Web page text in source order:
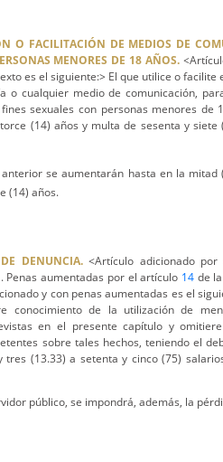
O FACILITACIÓN DE MEDIOS DE
MENORES DE 18 AÑOS. <
es el siguiente:> El que utilice o
o cualquier medio de comunicación,
sexuales con personas menores de
(14) años y multa de sesenta y
se aumentarán hasta en la mitad (
(14) años.
DENUNCIA.<Artículo adicionado por
Penas aumentadas por el artículo 14de la
y con penas aumentadas es el
conocimiento de la utilización de
en el presente capítulo y
sobre tales hechos, teniendo el
(13.33) a setenta y cinco (75)
público, se impondrá, además, la